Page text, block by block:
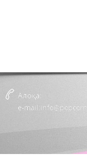
Алоқа:
e-